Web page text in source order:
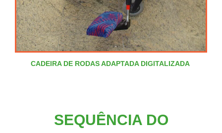
CADEIRA DE RODAS ADAPTADA DIGITALIZADA
SEQUÊNCIA DO